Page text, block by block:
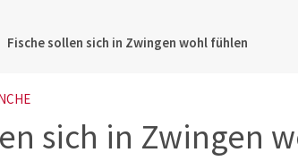
Fische sollen sich in Zwingen wohl fühlen
sich in Zwingen